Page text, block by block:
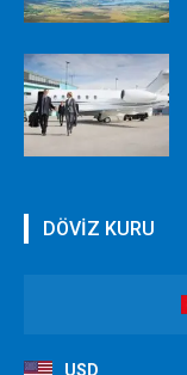
DÖVİZ KURU
USD